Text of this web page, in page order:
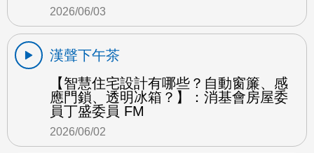
2026/06/03
漢聲下午茶
【智慧住宅設計有哪些？自動窗簾、感
應門鎖、透明冰箱？】：消基會房屋委
員丁盛委員 FM
2026/06/02